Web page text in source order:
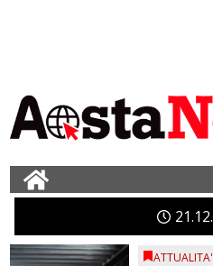
21 12
ATTUALITA'